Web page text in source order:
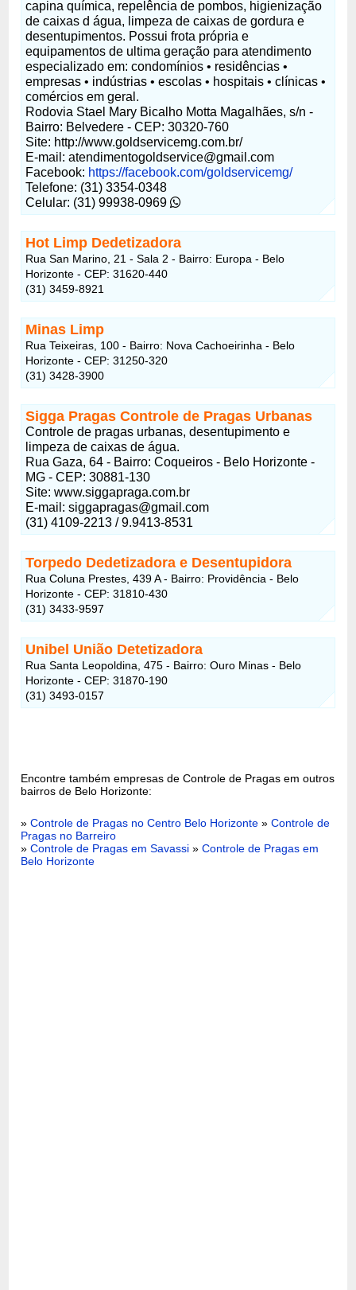
capina química, repelência de pombos, higienização
de caixas d água, limpeza de caixas de gordura e
desentupimentos. Possui frota própria e
equipamentos de ultima geração para atendimento
especializado em: condomínios • residências •
empresas • indústrias • escolas • hospitais • clínicas •
comércios em geral.
Rodovia Stael Mary Bicalho Motta Magalhães, s/n -
Bairro: Belvedere - CEP: 30320-760
Site: http://www.goldservicemg.com.br/
E-mail:atendimentogoldservice@gmail.com
Facebook: https://facebook.com/goldservicemg/
Telefone: (31) 3354-0348
Celular: (31) 99938-0969
Hot Limp Dedetizadora
Rua San Marino, 21 - Sala 2 - Bairro: Europa - Belo
Horizonte - CEP: 31620-440
(31) 3459-8921
Minas Limp
Rua Teixeiras, 100 - Bairro: Nova Cachoeirinha - Belo
Horizonte - CEP: 31250-320
(31) 3428-3900
Sigga Pragas Controle de Pragas Urbanas
Controle de pragas urbanas, desentupimento e
limpeza de caixas de água.
Rua Gaza, 64 - Bairro: Coqueiros - Belo Horizonte -
MG - CEP: 30881-130
Site: www.siggapraga.com.br
E-mail:siggapragas@gmail.com
(31) 4109-2213 / 9.9413-8531
Torpedo Dedetizadora e Desentupidora
Rua Coluna Prestes, 439 A - Bairro: Providência - Belo
Horizonte - CEP: 31810-430
(31) 3433-9597
Unibel União Detetizadora
Rua Santa Leopoldina, 475 - Bairro: Ouro Minas - Belo
Horizonte - CEP: 31870-190
(31) 3493-0157
Encontre também empresas de Controle de Pragas em outros
bairros de Belo Horizonte:
»Controle de Pragas no Centro Belo Horizonte »Controle de
Pragas no Barreiro
»Controle de Pragas em Savassi »Controle de Pragas em
Belo Horizonte